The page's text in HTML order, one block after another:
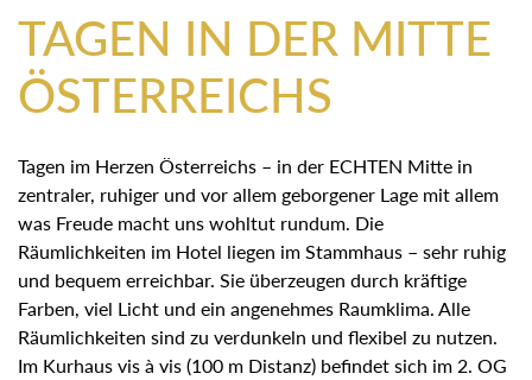
TAGEN IN DER MITTE
ÖSTERREICHS
Tagen im Herzen Österreichs – in der ECHTEN Mitte in
zentraler, ruhiger und vor allem geborgener Lage mit allem
was Freude macht uns wohltut rundum. Die
Räumlichkeiten im Hotel liegen im Stammhaus – sehr ruhig
und bequem erreichbar. Sie überzeugen durch kräftige
Farben, viel Licht und ein angenehmes Raumklima. Alle
Räumlichkeiten sind zu verdunkeln und flexibel zu nutzen.
Im Kurhaus vis à vis (100 m Distanz) befindet sich im 2. OG